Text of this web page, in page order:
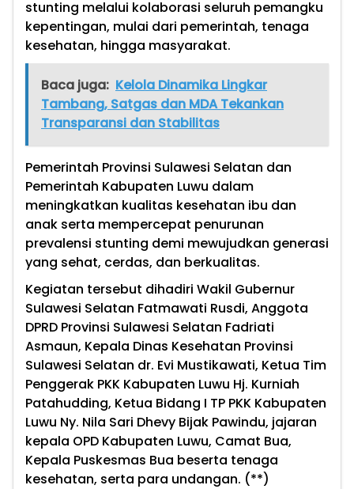
stunting melalui kolaborasi seluruh pemangku
kepentingan, mulai dari pemerintah, tenaga
kesehatan, hingga masyarakat.
Baca juga: Kelola Dinamika Lingkar
Tambang, Satgas dan MDA Tekankan
Transparansi dan Stabilitas
Pemerintah Provinsi Sulawesi Selatan dan
Pemerintah Kabupaten Luwu dalam
meningkatkan kualitas kesehatan ibu dan
anak serta mempercepat penurunan
prevalensi stunting demi mewujudkan generasi
yang sehat, cerdas, dan berkualitas.
Kegiatan tersebut dihadiri Wakil Gubernur
Sulawesi Selatan Fatmawati Rusdi, Anggota
DPRD Provinsi Sulawesi Selatan Fadriati
Asmaun, Kepala Dinas Kesehatan Provinsi
Sulawesi Selatan dr. Evi Mustikawati, Ketua Tim
Penggerak PKK Kabupaten Luwu Hj. Kurniah
Patahudding, Ketua Bidang I TP PKK Kabupaten
Luwu Ny. Nila Sari Dhevy Bijak Pawindu, jajaran
kepala OPD Kabupaten Luwu, Camat Bua,
Kepala Puskesmas Bua beserta tenaga
kesehatan, serta para undangan. (**)